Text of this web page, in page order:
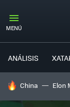
MENÚ
ANÁLISIS
HOY SE HABLA
China Elon